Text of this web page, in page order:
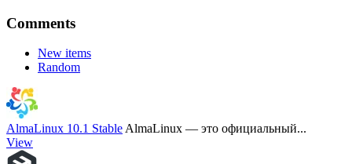
Comments
New items
Random
AlmaLinux 10.1 Stable AlmaLinux — это официальный...
View